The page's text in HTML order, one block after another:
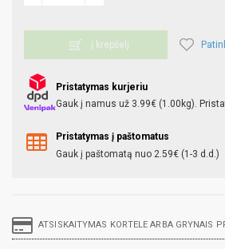
Į krepšelį
Pristatymas kurjeriu
Gauk į namus už 3.99€ (1.00kg).
Pristatymas į paštomatus
Gauk į paštomatą nuo 2.59€ (1-3 d.d.)
ATSISKAITYMAS KORTELE ARBA GRYNAIS